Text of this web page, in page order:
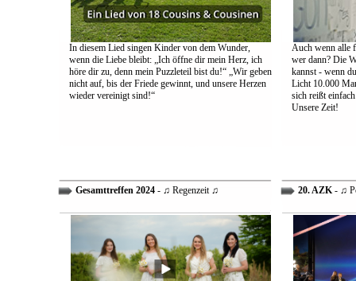
In diesem Lied singen Kinder von dem Wunder,
wenn die Liebe bleibt: „Ich öffne dir mein Herz, ich
höre dir zu, denn mein Puzzleteil bist du!“ „Wir geben
nicht auf, bis der Friede gewinnt, und unsere Herzen
wieder vereinigt sind!“
Auch wenn alle
wer dann? Die
kannst - wenn
Licht 10.000
sich reißt
Unsere Zeit!
Gesamttreffen 2024- ♫ Regenzeit ♫ 20. AZK- ♫